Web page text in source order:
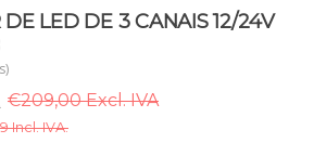
LED DE 3 CANAIS 12/24V
€209,00 Excl. IVA
Incl. IVA.